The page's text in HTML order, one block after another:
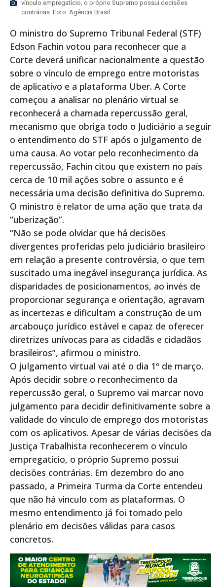
vínculo empregatício, o próprio Supremo possui decisões
contrárias. Foto: Agência Brasil
O ministro do Supremo Tribunal Federal (STF)
Edson Fachin votou para reconhecer que a
Corte deverá unificar nacionalmente a questão
sobre o vínculo de emprego entre motoristas
de aplicativo e a plataforma Uber. A Corte
começou a analisar no plenário virtual se
reconhecerá a chamada repercussão geral,
mecanismo que obriga todo o Judiciário a seguir
o entendimento do STF após o julgamento de
uma causa. Ao votar pelo reconhecimento da
repercussão, Fachin citou que existem no país
cerca de 10 mil ações sobre o assunto e é
necessária uma decisão definitiva do Supremo.
O ministro é relator de uma ação que trata da
“uberização”.
“Não se pode olvidar que há decisões
divergentes proferidas pelo judiciário brasileiro
em relação a presente controvérsia, o que tem
suscitado uma inegável insegurança jurídica. As
disparidades de posicionamentos, ao invés de
proporcionar segurança e orientação, agravam
as incertezas e dificultam a construção de um
arcabouço jurídico estável e capaz de oferecer
diretrizes unívocas para as cidadãs e cidadãos
brasileiros”, afirmou o ministro.
O julgamento virtual vai até o dia 1º de março.
Após decidir sobre o reconhecimento da
repercussão geral, o Supremo vai marcar novo
julgamento para decidir definitivamente sobre a
validade do vínculo de emprego dos motoristas
com os aplicativos. Apesar de várias decisões da
Justiça Trabalhista reconhecerem o vínculo
empregatício, o próprio Supremo possui
decisões contrárias. Em dezembro do ano
passado, a Primeira Turma da Corte entendeu
que não há vinculo com as plataformas. O
mesmo entendimento já foi tomado pelo
plenário em decisões válidas para casos
concretos.